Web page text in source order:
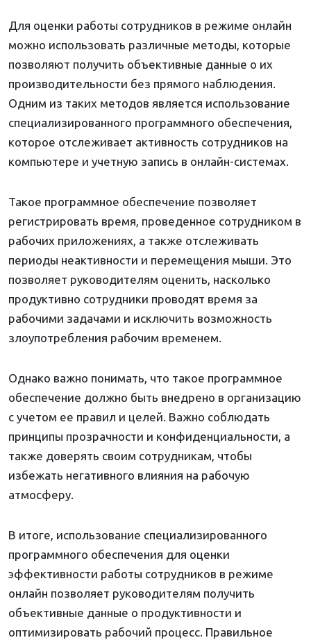
Для оценки работы сотрудников в режиме онлайн
можно использовать различные методы, которые
позволяют получить объективные данные о их
производительности без прямого наблюдения.
Одним из таких методов является использование
специализированного программного обеспечения,
которое отслеживает активность сотрудников на
компьютере и учетную запись в онлайн-системах.
Такое программное обеспечение позволяет
регистрировать время, проведенное сотрудником в
рабочих приложениях, а также отслеживать
периоды неактивности и перемещения мыши. Это
позволяет руководителям оценить, насколько
продуктивно сотрудники проводят время за
рабочими задачами и исключить возможность
злоупотребления рабочим временем.
Однако важно понимать, что такое программное
обеспечение должно быть внедрено в организацию
с учетом ее правил и целей. Важно соблюдать
принципы прозрачности и конфиденциальности, а
также доверять своим сотрудникам, чтобы
избежать негативного влияния на рабочую
атмосферу.
В итоге, использование специализированного
программного обеспечения для оценки
эффективности работы сотрудников в режиме
онлайн позволяет руководителям получить
объективные данные о продуктивности и
оптимизировать рабочий процесс. Правильное